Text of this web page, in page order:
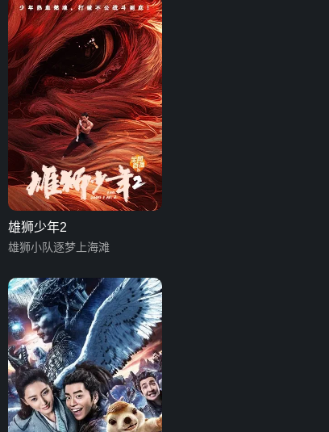
雄狮少年2
雄狮小队逐梦上海滩